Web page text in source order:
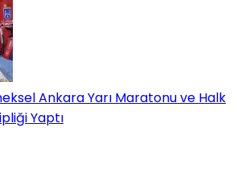
Ankara Yarı Maratonu ve Halk
Yaptı